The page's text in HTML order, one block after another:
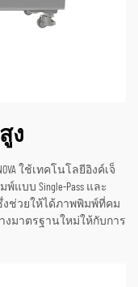
ง
ใช้เทคโนโลยีอิงค์เจ็
แบบ Single-Pass และ
งช่วยให้ได้ภาพพิมพ์ที่คม
มาตรฐานใหม่ให้กับการ